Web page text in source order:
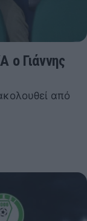
ο Γιάννης
από